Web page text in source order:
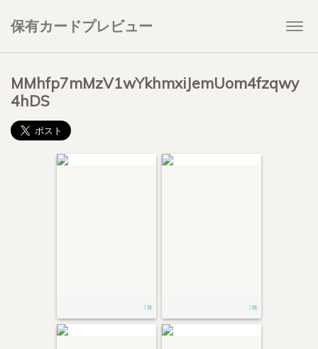
保有カードプレビュー
MMhfp7mMzV1wYkhmxiJemUom4fzqwy
4hDS
1枚 1枚